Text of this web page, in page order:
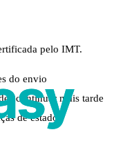
pelo IMT.
do envio
continuar mais tarde
de estado